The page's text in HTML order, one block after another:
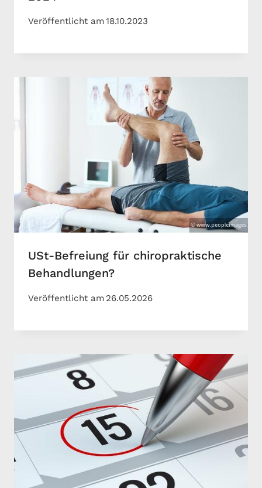
Veröffentlicht am18.10.2023
USt-Befreiung für chiropraktische
Behandlungen?
Veröffentlicht am 26.05.2026